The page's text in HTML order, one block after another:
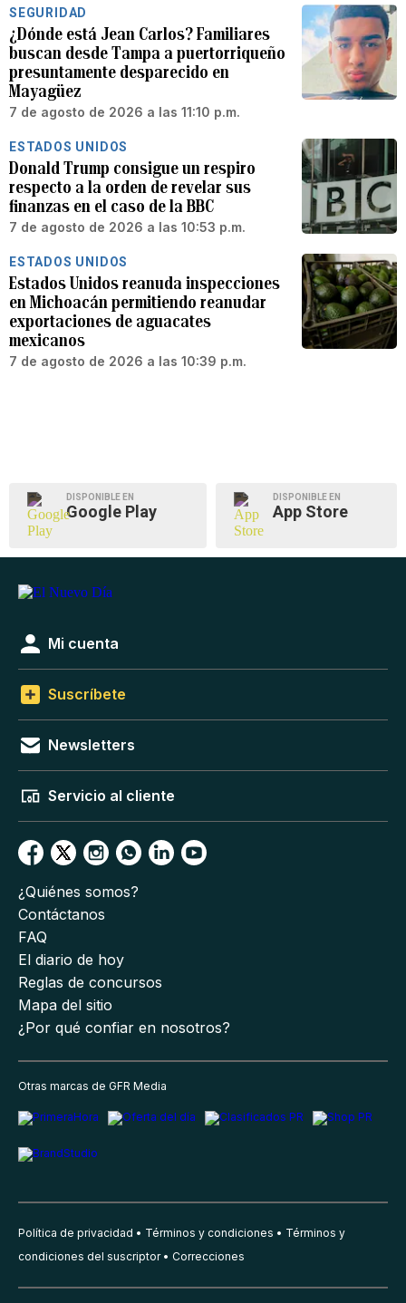
SEGURIDAD
¿Dónde está Jean Carlos? Familiares
buscan desde Tampa a puertorriqueño
presuntamente desparecido en
Mayagüez
7 de agosto de 2026 a las 11:10 p.m.
ESTADOS UNIDOS
Donald Trump consigue un respiro
respecto a la orden de revelar sus
finanzas en el caso de la BBC
7 de agosto de 2026 a las 10:53 p.m.
ESTADOS UNIDOS
Estados Unidos reanuda inspecciones
en Michoacán permitiendo reanudar
exportaciones de aguacates
mexicanos
7 de agosto de 2026 a las 10:39 p.m.
DISPONIBLE EN
Google Play
DISPONIBLE EN
App Store
Mi cuenta
Suscríbete
Newsletters
Servicio al cliente
¿Quiénes somos?
Contáctanos
FAQ
El diario de hoy
Reglas de concursos
Mapa del sitio
¿Por qué confiar en nosotros?
Otras marcas de GFR Media
Política de privacidad Términos y condiciones
Términos y
condiciones del suscriptor
Correcciones